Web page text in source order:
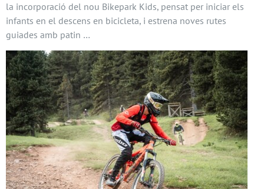
la incorporació del nou Bikepark Kids, pensat per iniciar els
infants en el descens en bicicleta, i estrena noves rutes
guiades amb patin …